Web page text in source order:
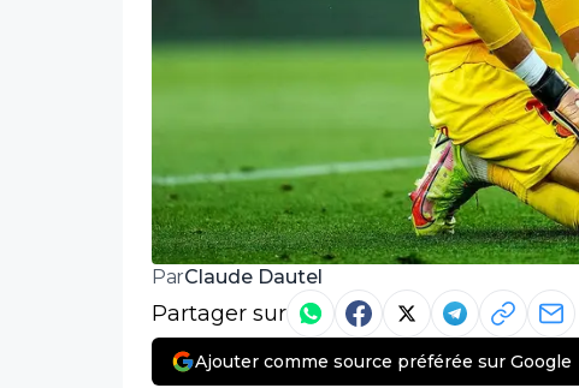
ParClaude Dautel
Partager sur
Ajouter comme source préférée sur Google